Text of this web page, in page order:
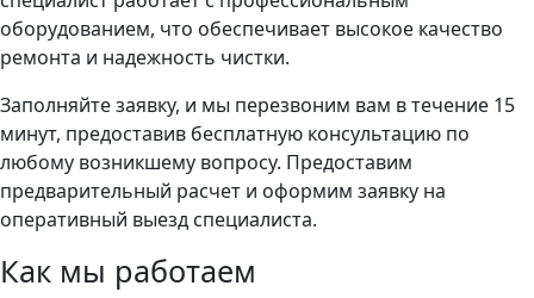
оборудованием, что обеспечивает высокое качество
ремонта и надежность чистки.
Заполняйте заявку, и мы перезвоним вам в течение 15
минут, предоставив бесплатную консультацию по
любому возникшему вопросу. Предоставим
предварительный расчет и оформим заявку на
оперативный выезд специалиста.
Как мы работаем